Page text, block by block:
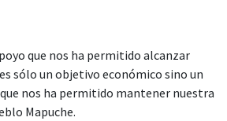
que nos ha permitido alcanzar
sólo un objetivo económico sino un
nos ha permitido mantener nuestra
Mapuche.